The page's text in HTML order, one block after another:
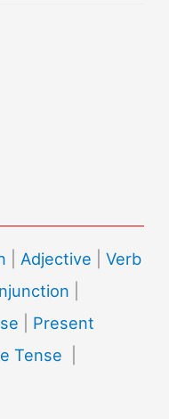
Adjective |Verb
Present
Tense